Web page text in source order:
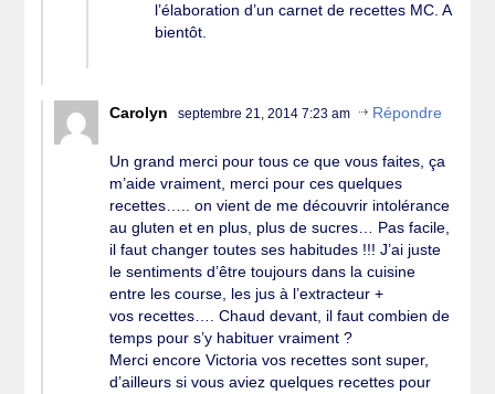
l’élaboration d’un carnet de recettes MC. A
bientôt.
Carolyn septembre 21, 2014 7:23 am Répondre
Un grand merci pour tous ce que vous faites, ça
m’aide vraiment, merci pour ces quelques
recettes….. on vient de me découvrir intolérance
au gluten et en plus, plus de sucres… Pas facile,
il faut changer toutes ses habitudes !!! J’ai juste
le sentiments d’être toujours dans la cuisine
entre les course, les jus à l’extracteur +
vos recettes…. Chaud devant, il faut combien de
temps pour s’y habituer vraiment ?
Merci encore Victoria vos recettes sont super,
d’ailleurs si vous aviez quelques recettes pour